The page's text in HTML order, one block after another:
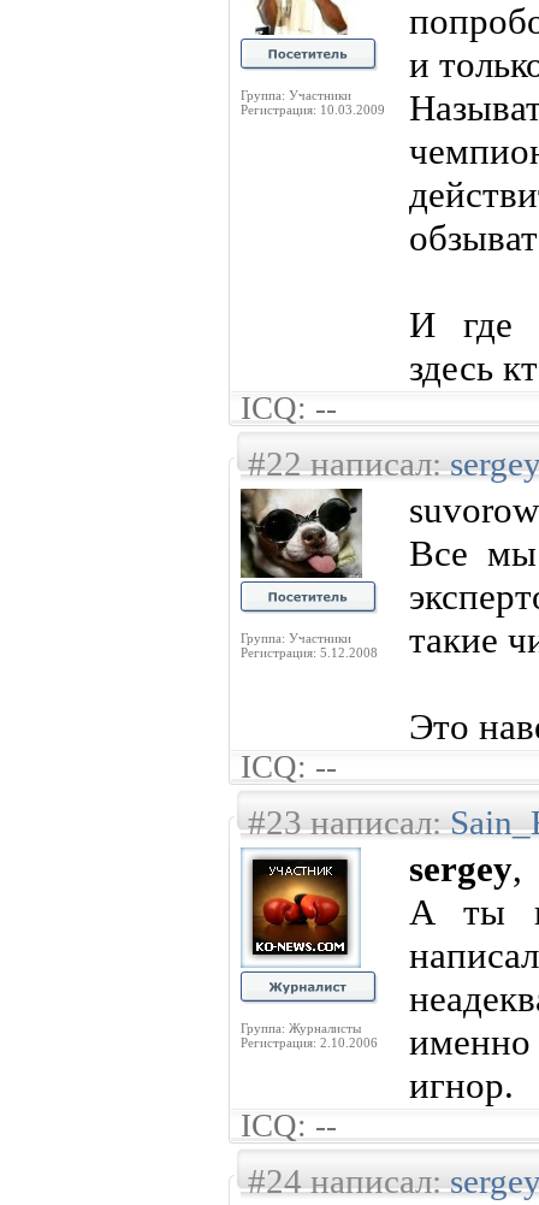
Группа: Участники
Регистрация: 10.03.2009
и
И где
здесь
ICQ: --
#22 написал:
Группа: Участники
Регистрация: 5.12.2008
suvorow
Все мы
такие
Это
ICQ: --
#23 написал:
Группа: Журналисты
Регистрация: 2.10.2006
sergey,
А ты
игнор.
ICQ: --
#24 написал: